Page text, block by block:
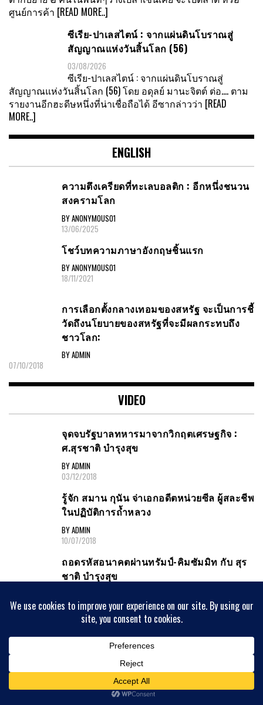
ศูนย์การค้า [READ MORE..]
ซีเรีย-ปาเลสไตน์ : จากแผ่นดินโบราณสู่
สัญญาณแห่งวันสิ้นโลก (56)
03/08/2026
ซีเรีย-ปาเลสไตน์ : จากแผ่นดินโบราณสู่
สัญญาณแห่งวันสิ้นโลก (56) โดย อดุลย์ มานะจิตต์ ต่อ…. ตาม
รายงานอีกฮะดีษหนึ่งที่น่าเชื่อถือได้ อีซากล่าวว่า [READ
MORE..]
ENGLISH
ความตึงเครียดที่ทะเลบอลติก : อีกหนึ่งชนวน
สงครามโลก
BY ANONYMOUS01
13/06/2025
โชว์บทความภาษาอังกฤษชิ้นแรก
BY ANONYMOUS01
18/11/2021
การเลือกตั้งกลางเทอมของสหรัฐ จะเป็นการชี้
วัดถึงนโยบายของสหรัฐที่จะมีผลกระทบถึง
ชาวโลก:
BY ADMIN
07/10/2018
VIDEO
จุดจบรัฐบาลทหารมาจากวิกฤตเศรษฐกิจ :
ศ.สุรชาติ บำรุงสุข
BY ADMIN
03/12/2018
รู้จัก สมาน กุนัน จ่าเอกอดีตหน่วยซีล ผู้สละชีพ
ในปฏิบัติการถ้ำหลวง
BY ADMIN
10/07/2018
ถอดรหัสอนาคตผ่านทรัมป์-คิมซัมมิท กับ สุร
ชาติ บำรุงสุข
09/07/2018
ข่าวเด่นต่างประเทศ
Michelin-star restaurant regains top hygiene rating after
previous one-star inspection06/08/2026
In Odesa, no-one is safe from Russia's new Black Sea strikes